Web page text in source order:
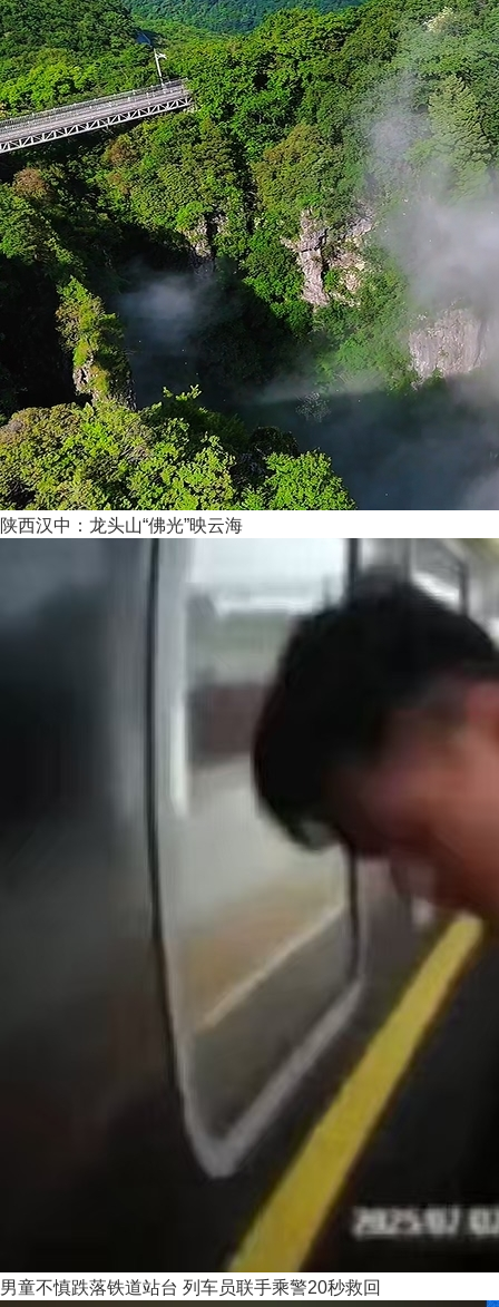
陕西汉中：龙头山“佛光”映云海
男童不慎跌落铁道站台 列车员联手乘警20秒救回